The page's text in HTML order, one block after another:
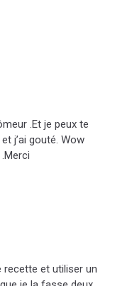
.Et je peux te
j’ai gouté. Wow
recette et utiliser un